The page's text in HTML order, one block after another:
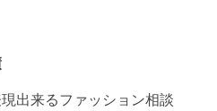
出来るファッション相談